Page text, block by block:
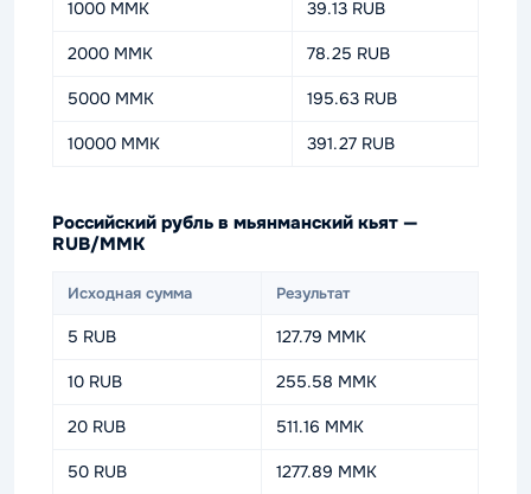
1000 MMK 39.13 RUB
2000 MMK 78.25 RUB
5000 MMK 195.63 RUB
10000 MMK 391.27 RUB
Российский рубль в мьянманский кьят —
RUB/MMK
Исходная сумма Результат
5 RUB 127.79 MMK
10 RUB 255.58 MMK
20 RUB 511.16 MMK
50 RUB 1277.89 MMK